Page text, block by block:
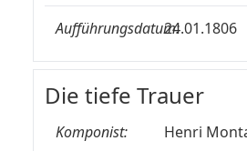
Aufführungsdatum:24.01.1806
Die tiefe Trauer
Komponist: Henri